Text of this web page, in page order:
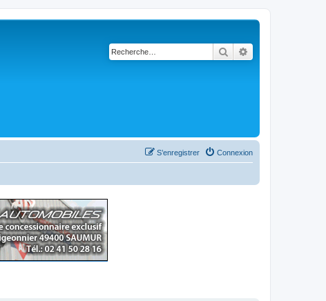
Rechercher
Connexion
S’enregistrer